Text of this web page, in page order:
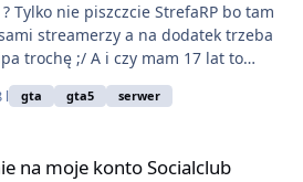
streamerzy a na dodatek trzeba
i czy mam 17 lat to
na StrefaRP ? bo już pisałem i się
pytałem ale brak odpowiedzi ;/ Z góry dzięki za pomoc !
l gta gta5 serwer
na moje konto Socialclub